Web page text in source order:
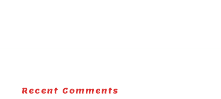
Recent Comments